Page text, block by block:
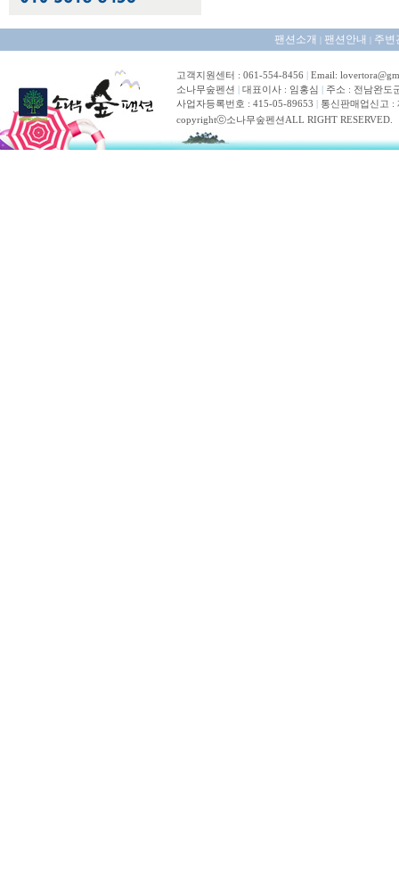
팬션소개 팬션안내 주변
고객지원센터 : 061-554-8456 | Email:
소나무숲펜션 | 대표이사 : 임홍심 | 주소 : 전남완도
사업자등록번호 : 415-05-89653 | 통신판매업신고
copyrightⓒ소나무숲펜션ALL RIGHT RESERVED.